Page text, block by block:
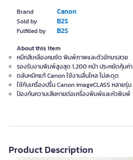
Brand Canon
Sold by B2S
Fulfilled by B2S
About this item
หมึกสีเหลืองคมชัด พิมพ์ภาพและตัวอักษรสวย
รองรับงานพิมพ์สูงสุด 1,200 หน้า ประหยัดคุ้มค่า
ตลับหมึกแท้ Canon ใช้งานลื่นไหล ไม่สะดุด
ใช้กับเครื่องปริ้น Canon imageCLASS หลายรุ่น
ป้องกันความเสียหายต่อเครื่องพิมพ์และหัวพิมพ์
Product Description